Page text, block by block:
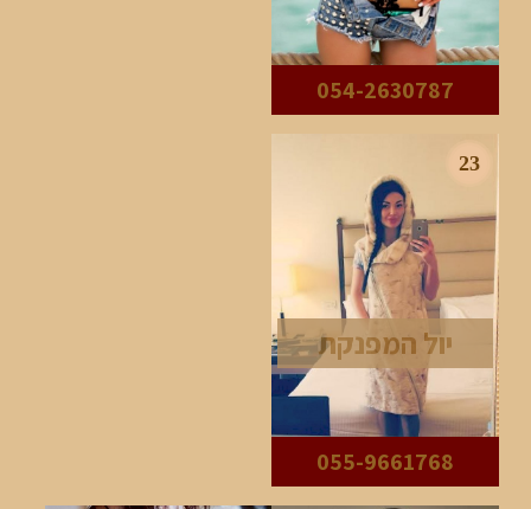
054-2630787
23
יול המפנקת
055-9661768